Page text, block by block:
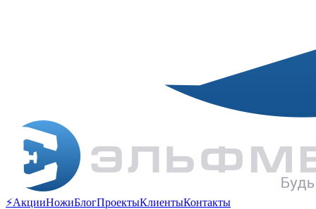
⚡️АкцииНожиБлогПроектыКлиентыКонтакты